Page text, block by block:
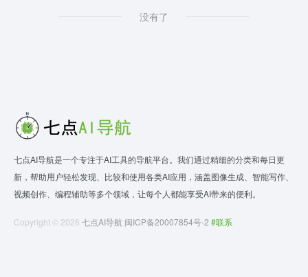
没有了
七点AI导航是一个专注于AI工具的导航平台。我们通过精细的分类和每日更
新，帮助用户轻松发现、比较和使用各类AI应用，涵盖图像生成、智能写作、
视频创作、编程辅助等多个领域，让每个人都能享受AI带来的便利。
Copyright © 2026 七点AI导航 闽ICP备20007854号-2 #联系